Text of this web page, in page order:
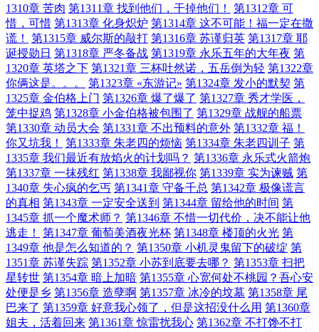
1310章 苦肉 第1311章 找到他们，干掉他们！
第1312章 可
惜，可惜 第1313章 化身炽炉 第1314章 这不可能！福一定在撒
谎！
第1315章 威尔斯的敲打 第1316章 苏谨归英 第1317章 耶
诞授勋日 第1318章 严冬备战 第1319章 永乐五年的大年夜 第
1320章 英塔之下 第1321章 三杯吐然诺，五岳倒为轻 第1322章
你俩这是。。。
第1323章 «东游记» 第1324章 发小的默契 第
1325章 金伯格上门 第1326章 爆了爆了 第1327章 秀才学医，
笼中捉鸡 第1328章 小金伯格被包围了 第1329章 战舰的船票
第1330章 动员大会 第1331章 不出预料的意外 第1332章 福！
你又坑我！
第1333章 朱老四的烦恼 第1334章 朱老四训子 第
1335章 我们最近有放焰火的计划吗？ 第1336章 永乐式火箭炮
第1337章 一抹残红 第1338章 我鄙视你 第1339章 实为谏贼 第
1340章 失心疯的乞丐 第1341章 守备千总 第1342章 极像谎言
的真相 第1343章 一定安全送到 第1344章 留给他的时间 第
1345章 抓一个魔术师？ 第1346章 不惜一切代价，决不能让他
逃走！
第1347章 葡萄美酒夜光杯 第1348章 楼顶的火光 第
1349章 他是怎么知道的？ 第1350章 小机灵鬼留下的破绽 第
1351章 苏谨失踪 第1352章 小苏到底要去哪？ 第1353章 扫把
星转世 第1354章 暗上加暗 第1355章 心宽何处不桃园？吾心安
处便是乡 第1356章 造孽啊 第1357章 冰冷的坟墓 第1358章 尾
巴来了 第1359章 好意我心领了，但是这招没什么用 第1360章
姐夫，活着回来 第1361章 惊雷扰我心 第1362章 不打馋不打